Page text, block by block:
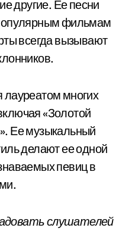
другие. Ее песни
фильмам
всегда вызывают
лауреатом многих
«Золотой
Ее музыкальный
делают ее одной
певиц в
слушателей